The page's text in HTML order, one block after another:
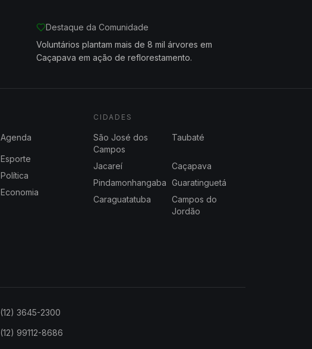
Destaque da Comunidade
Voluntários plantam mais de 8 mil árvores em
Caçapava em ação de reflorestamento.
Agenda
Esporte
Política
Economia
CIDADES
São José dos
Campos
Taubaté
Jacareí
Caçapava
Pindamonhangaba Guaratinguetá
Caraguatatuba
Campos do
Jordão
(12) 3645-2300
(12) 99112-8686